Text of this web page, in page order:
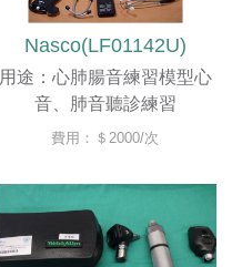
Nasco(LF01142U)
用途：心肺腸音練習模型心
音、肺音聽診練習
費用：＄2000/次